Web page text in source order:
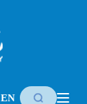
EN